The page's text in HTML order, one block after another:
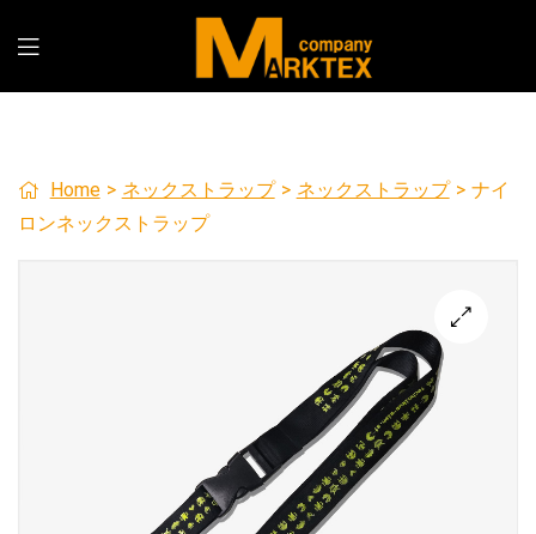
Home > ネックストラップ > ネックストラップ > ナイ
ロンネックストラップ